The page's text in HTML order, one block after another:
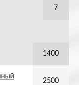
7
1400
2500